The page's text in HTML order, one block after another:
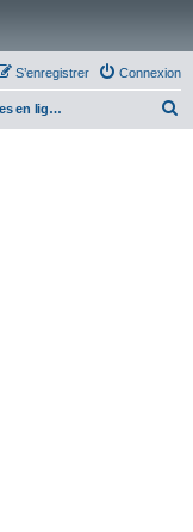
Connexion
S’enregistrer
VPC, Boutiques en ligne de modélisme, transactions